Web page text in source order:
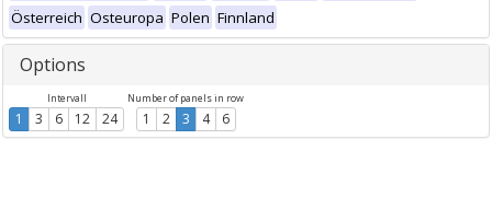
Österreich Osteuropa Polen Finnland
Options
Intervall
1 3 6 12 24
Number of panels in row
1 2 3 4 6